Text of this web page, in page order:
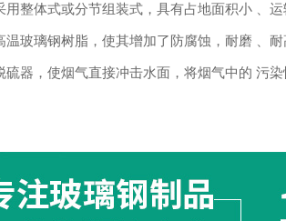
整体式或分节组装式，具有占地面积小 、运
玻璃钢树脂，使其增加了防腐蚀，耐磨 、耐
器，使烟气直接冲击水面，将烟气中的 污